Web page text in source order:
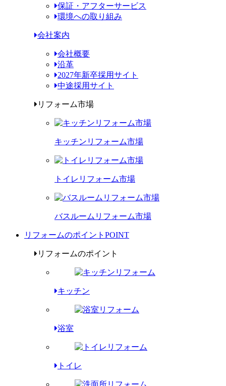
保証・アフターサービス
環境への取り組み
会社案内
会社概要
沿革
2027年新卒採用サイト
中途採用サイト
リフォーム市場
キッチンリフォーム市場
トイレリフォーム市場
バスルームリフォーム市場
リフォームのポイント POINT
リフォームのポイント
キッチン
浴室
トイレ